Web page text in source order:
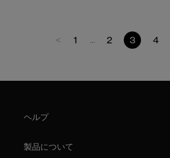
< 1 ... 2 3 4
ヘルプ
製品について